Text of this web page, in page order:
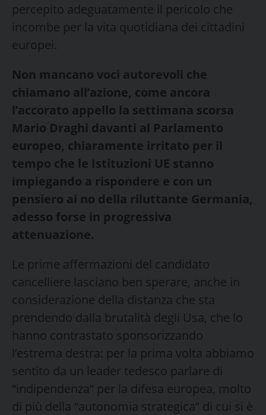
percepito adeguatamente il pericolo che
incombe per la vita quotidiana dei cittadini
europei.
Non mancano voci autorevoli che
chiamano all’azione, come ancora
l’accorato appello la settimana scorsa
Mario Draghi davanti al Parlamento
europeo, chiaramente irritato per il
tempo che le Istituzioni UE stanno
impiegando a rispondere e con un
pensiero ai no della riluttante Germania,
adesso forse in progressiva
attenuazione.
Le prime affermazioni del candidato
cancelliere lasciano ben sperare, anche in
considerazione della distanza che sta
prendendo dalla brutalità degli Usa, che lo
hanno contrastato sponsorizzando
l’estrema destra: per la prima volta abbiamo
sentito da un leader tedesco parlare di
“indipendenza” per la difesa europea, molto
di più della “autonomia strategica” di cui si è